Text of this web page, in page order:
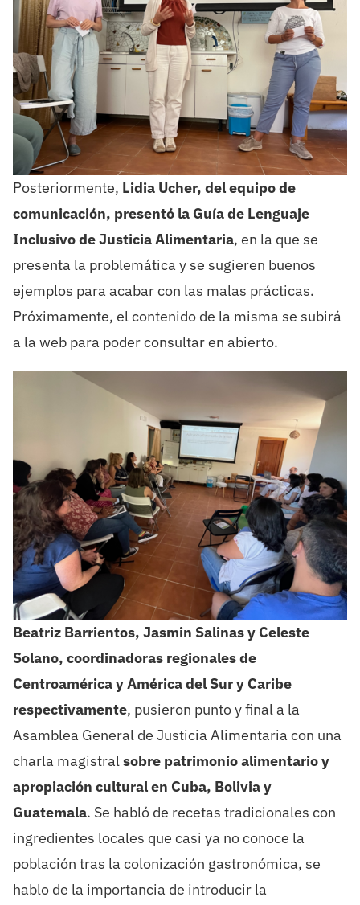
Posteriormente, Lidia Ucher, del equipo de
comunicación, presentó la Guía de Lenguaje
Inclusivo de Justicia Alimentaria, en la que se
presenta la problemática y se sugieren buenos
ejemplos para acabar con las malas prácticas.
Próximamente, el contenido de la misma se subirá
a la web para poder consultar en abierto.
Beatriz Barrientos, Jasmin Salinas y Celeste
Solano, coordinadoras regionales de
Centroamérica y América del Sur y Caribe
respectivamente, pusieron punto y final a la
Asamblea General de Justicia Alimentaria con una
charla magistralsobre patrimonio alimentario y
apropiación cultural en Cuba, Bolivia y
Guatemala. Se habló de recetas tradicionales con
ingredientes locales que casi ya no conoce la
población tras la colonización gastronómica, se
hablo de la importancia de introducir la